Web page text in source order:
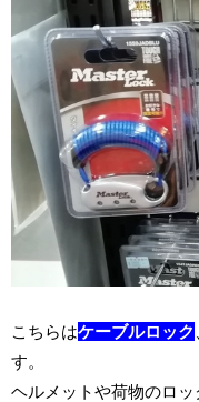
こちらはケーブルロック
す。
ヘルメットや荷物のロ